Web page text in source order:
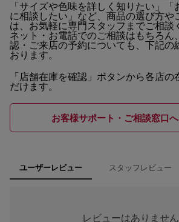
「サイズや色味を詳しく知りたい」
に相談したい」など、商品の選び方や
は、お気軽に専門スタッフまでご相談
ネット・お電話でのご相談はもちろん
認・ご来店の予約についても、下記の
おります。
「店舗在庫を確認」ボタンから各店
だけます。
お客様サポート・ご相談窓口へ
ユーザーレビュー スタッフレビュー
レビューはありません